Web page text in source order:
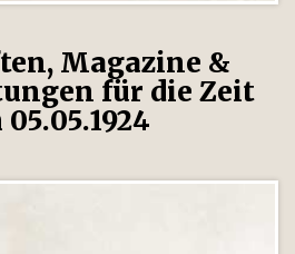
Magazine &
für die Zeit